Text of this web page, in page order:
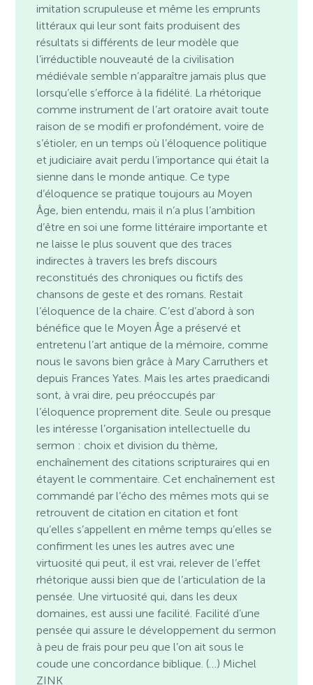
imitation scrupuleuse et même les emprunts
littéraux qui leur sont faits produisent des
résultats si différents de leur modèle que
l’irréductible nouveauté de la civilisation
médiévale semble n’apparaître jamais plus que
lorsqu’elle s’efforce à la fidélité. La rhétorique
comme instrument de l’art oratoire avait toute
raison de se modifi er profondément, voire de
s’étioler, en un temps où l’éloquence politique
et judiciaire avait perdu l’importance qui était la
sienne dans le monde antique. Ce type
d’éloquence se pratique toujours au Moyen
Âge, bien entendu, mais il n’a plus l’ambition
d’être en soi une forme littéraire importante et
ne laisse le plus souvent que des traces
indirectes à travers les brefs discours
reconstitués des chroniques ou fictifs des
chansons de geste et des romans. Restait
l’éloquence de la chaire. C’est d’abord à son
bénéfice que le Moyen Âge a préservé et
entretenu l’art antique de la mémoire, comme
nous le savons bien grâce à Mary Carruthers et
depuis Frances Yates. Mais les artes praedicandi
sont, à vrai dire, peu préoccupés par
l’éloquence proprement dite. Seule ou presque
les intéresse l’organisation intellectuelle du
sermon : choix et division du thème,
enchaînement des citations scripturaires qui en
étayent le commentaire. Cet enchaînement est
commandé par l’écho des mêmes mots qui se
retrouvent de citation en citation et font
qu’elles s’appellent en même temps qu’elles se
confirment les unes les autres avec une
virtuosité qui peut, il est vrai, relever de l’effet
rhétorique aussi bien que de l’articulation de la
pensée. Une virtuosité qui, dans les deux
domaines, est aussi une facilité. Facilité d’une
pensée qui assure le développement du sermon
à peu de frais pour peu que l’on ait sous le
coude une concordance biblique. (…) Michel
ZINK